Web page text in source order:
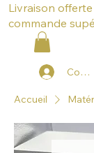
Livraison
commande
Accueil